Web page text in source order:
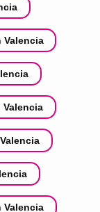
Valencia
Valencia
Valencia